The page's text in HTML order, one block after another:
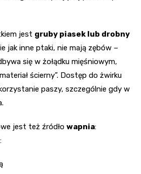
jest gruby piasek lub drobny
jak inne ptaki, nie mają zębów –
się w żołądku mięśniowym,
ścierny”. Dostęp do żwirku
paszy, szczególnie gdy w
jest też źródło wapnia: